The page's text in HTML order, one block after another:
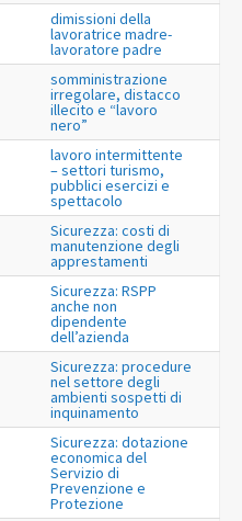
dimissioni della
lavoratrice madre-
lavoratore padre
somministrazione
irregolare, distacco
illecito e “lavoro
nero”
lavoro intermittente
– settori turismo,
pubblici esercizi e
spettacolo
Sicurezza: costi di
manutenzione degli
apprestamenti
Sicurezza: RSPP
anche non
dipendente
dell’azienda
Sicurezza: procedure
nel settore degli
ambienti sospetti di
inquinamento
Sicurezza: dotazione
economica del
Servizio di
Prevenzione e
Protezione